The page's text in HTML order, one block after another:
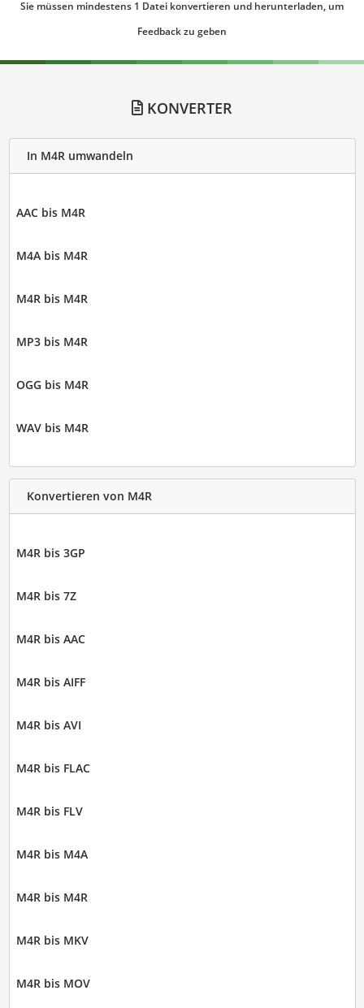
Sie müssen mindestens 1 Datei konvertieren und herunterladen, um
Feedback zu geben
KONVERTER
In M4R umwandeln
AAC bis M4R
M4A bis M4R
M4R bis M4R
MP3 bis M4R
OGG bis M4R
WAV bis M4R
Konvertieren von M4R
M4R bis 3GP
M4R bis 7Z
M4R bis AAC
M4R bis AIFF
M4R bis AVI
M4R bis FLAC
M4R bis FLV
M4R bis M4A
M4R bis M4R
M4R bis MKV
M4R bis MOV